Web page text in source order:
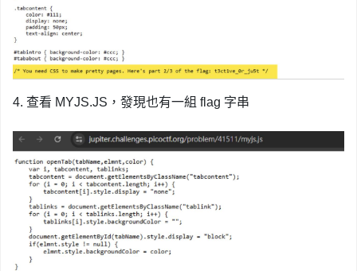
4. 查看 MYJS.JS，發現也有一組 flag 字串